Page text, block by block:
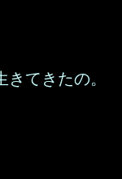
てきたの。